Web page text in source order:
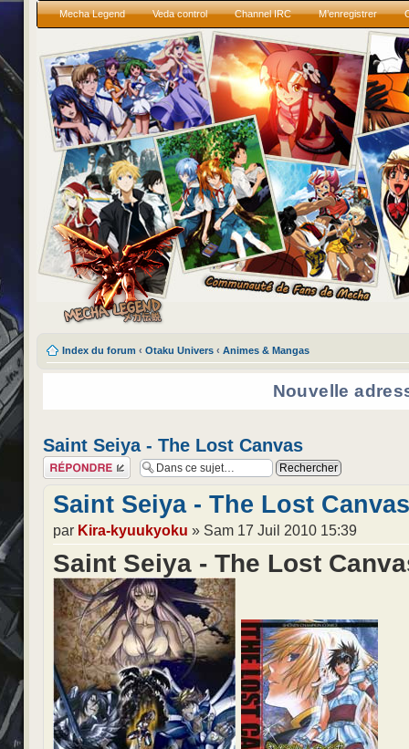
Mecha Legend Veda control Channel IRC M’enregistrer
Index du forum ‹ Otaku Univers ‹ Animes & Mangas
Nouvelle
Saint Seiya - The Lost Canvas
Répondre
Saint Seiya - The Lost Canvas
par Kira-kyuukyoku » Sam 17 Juil 2010 15:39
Saint Seiya - The Lost